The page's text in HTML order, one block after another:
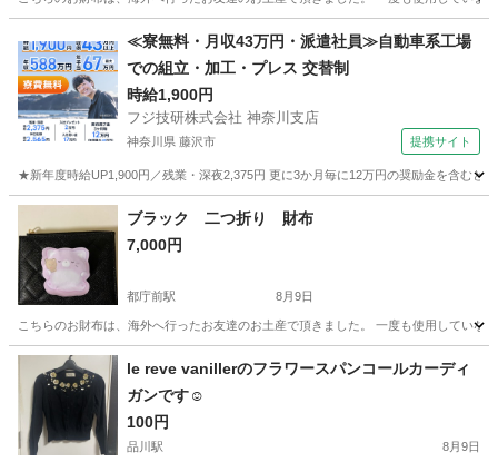
都庁前駅 小物 ピンク
≪寮無料・月収43万円・派遣社員≫自動車系工場
での組立・加工・プレス 交替制
時給1,900円
フジ技研株式会社 神奈川支店
神奈川県 藤沢市 提携サイト
★新年度時給UP1,900円／残業・深夜2,375円 更に3か月毎に12万円の奨励金を含む
神奈川 藤沢市 その他
ブラック 二つ折り 財布
7,000円
都庁前駅 8月9日
こちらのお財布は、海外へ行ったお友達のお土産で頂きました。 一度も使用してい
東京 新宿区
le reve vanillerのフラワースパンコールカーディ
ガンです☺️
100円
品川駅 8月9日